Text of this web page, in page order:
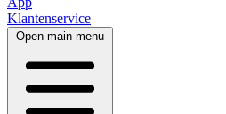
Klantenservice
Open main menu